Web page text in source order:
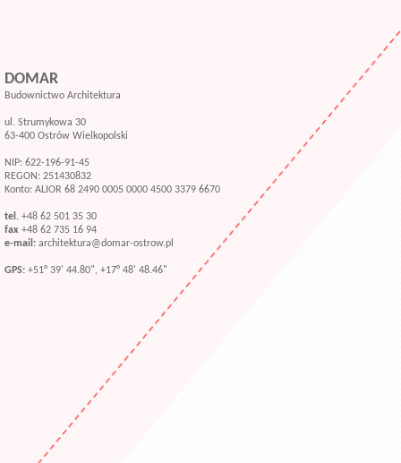
DOMAR
Budownictwo Architektura
ul. Strumykowa 30
63-400 Ostrów Wielkopolski
NIP: 622-196-91-45
REGON: 251430832
Konto: ALIOR 68 2490 0005 0000 4500 3379 6670
tel. +48 62 501 35 30
fax +48 62 735 16 94
e-mail: architektura@domar-ostrow.pl
GPS: +51° 39' 44.80", +17° 48' 48.46"